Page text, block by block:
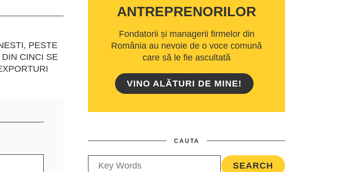
PESTE
CINCI SE
ANTREPRENORILOR
Fondatorii și managerii firmelor din
România au nevoie de o voce comună
care să le fie ascultată
VINO ALĂTURI DE MINE!
CAUTA